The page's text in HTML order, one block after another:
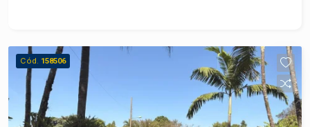
Cód. 158506